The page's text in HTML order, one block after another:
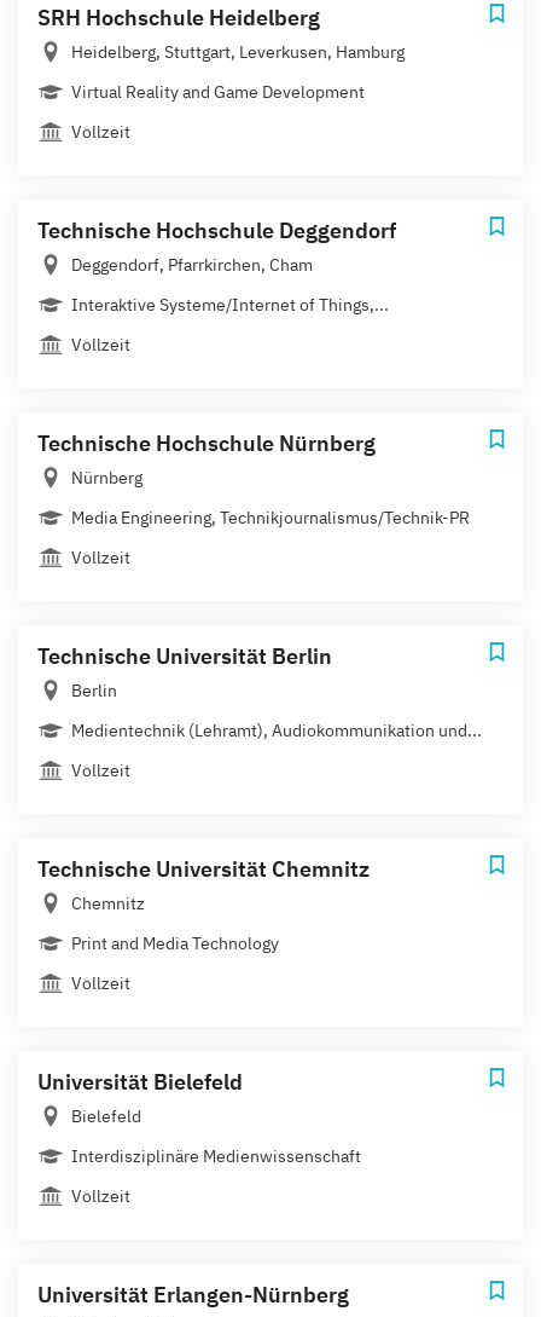
SRH Hochschule Heidelberg
Heidelberg, Stuttgart, Leverkusen, Hamburg
Virtual Reality and Game Development
Vollzeit
Technische Hochschule Deggendorf
Deggendorf, Pfarrkirchen, Cham
Interaktive Systeme/Internet of Things,...
Vollzeit
Technische Hochschule Nürnberg
Nürnberg
Media Engineering, Technikjournalismus/Technik-PR
Vollzeit
Technische Universität Berlin
Berlin
Medientechnik (Lehramt), Audiokommunikation und...
Vollzeit
Technische Universität Chemnitz
Chemnitz
Print and Media Technology
Vollzeit
Universität Bielefeld
Bielefeld
Interdisziplinäre Medienwissenschaft
Vollzeit
Universität Erlangen-Nürnberg